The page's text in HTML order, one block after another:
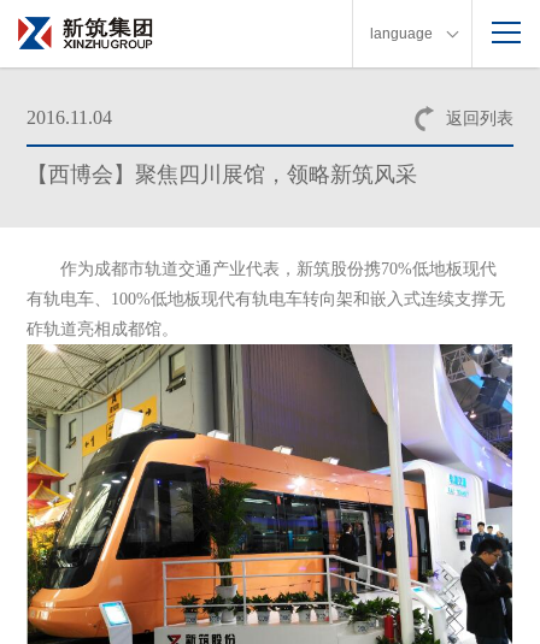
language
返回列表
2016.11.04
【西博会】聚焦四川展馆，领略新筑风采
作为成都市轨道交通产业代表，新筑股份携70%低地板现代
有轨电车、100%低地板现代有轨电车转向架和嵌入式连续支撑无
砟轨道亮相成都馆。